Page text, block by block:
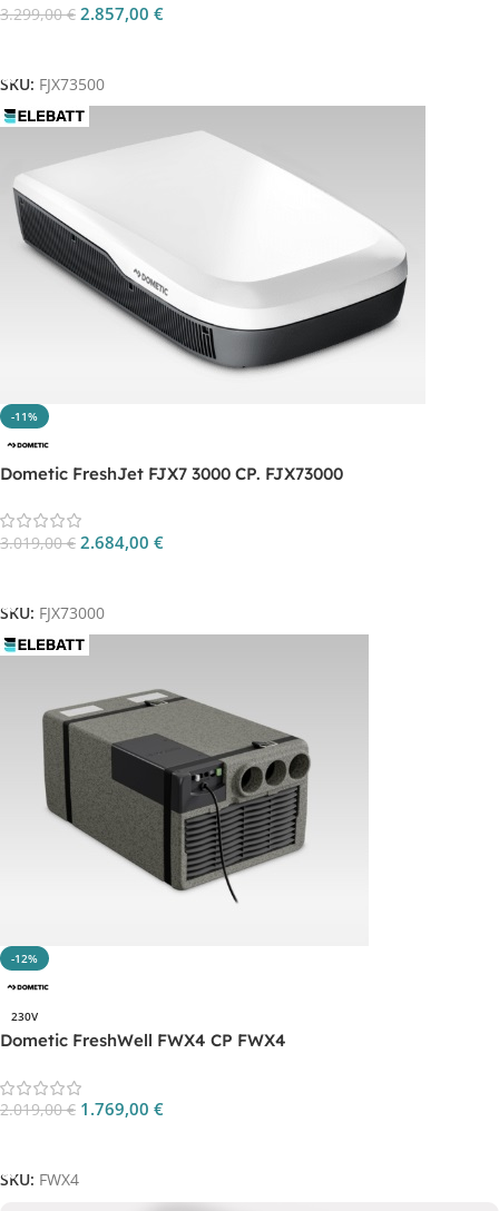
3.299,00€ 2.857,00 €
SKU: FJX73500
-11%
Dometic FreshJet FJX7 3000 CP. FJX73000
3.019,00€ 2.684,00 €
SKU: FJX73000
-12%
230V
Dometic FreshWell FWX4 CP FWX4
2.019,00€ 1.769,00 €
SKU: FWX4